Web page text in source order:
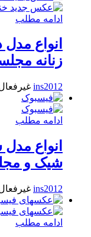
ادامه مطلب
انواع
زنانه
ins2012
ادامه مطلب
انواع
شیک و
ins2012
ادامه مطلب